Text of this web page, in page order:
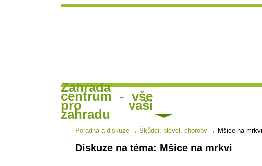
Zahrada
centrum - vše
pro vaši
zahradu
Hlavní strana Poradna a diskuse
Poradna a diskuze → Škůdci, plevel, choroby → Mšice na mrkvi
Diskuze na téma: Mšice na mrkvi